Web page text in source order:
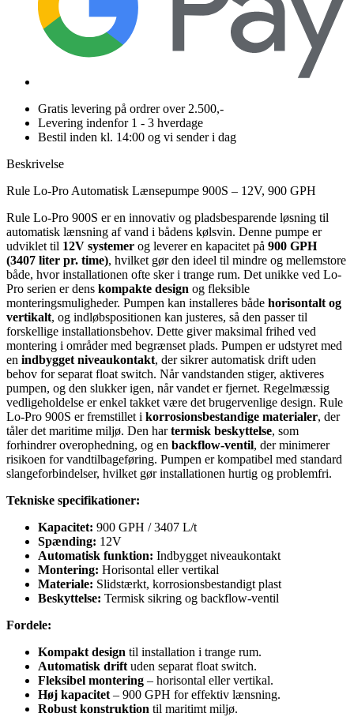
Gratis levering på ordrer over 2.500,-
Levering indenfor 1 - 3 hverdage
Bestil inden kl. 14:00 og vi sender i dag
Beskrivelse
Rule Lo-Pro Automatisk Lænsepumpe 900S – 12V, 900 GPH
Rule Lo-Pro 900S er en innovativ og pladsbesparende løsning til
automatisk lænsning af vand i bådens kølsvin. Denne pumpe er
udviklet til 12V systemer og leverer en kapacitet på 900 GPH
(3407 liter pr. time), hvilket gør den ideel til mindre og mellemstore
både, hvor installationen ofte sker i trange rum. Det unikke ved Lo-
Pro serien er dens kompakte design og fleksible
monteringsmuligheder. Pumpen kan installeres både horisontalt og
vertikalt, og indløbspositionen kan justeres, så den passer til
forskellige installationsbehov. Dette giver maksimal frihed ved
montering i områder med begrænset plads. Pumpen er udstyret med
en indbygget niveaukontakt, der sikrer automatisk drift uden
behov for separat float switch. Når vandstanden stiger, aktiveres
pumpen, og den slukker igen, når vandet er fjernet. Regelmæssig
vedligeholdelse er enkel takket være det brugervenlige design. Rule
Lo-Pro 900S er fremstillet i korrosionsbestandige materialer, der
tåler det maritime miljø. Den hartermisk beskyttelse, som
forhindrer overophedning, og en backflow-ventil, der minimerer
risikoen for vandtilbageføring. Pumpen er kompatibel med standard
slangeforbindelser, hvilket gør installationen hurtig og problemfri.
Tekniske specifikationer:
Kapacitet: 900 GPH / 3407 L/t
Spænding: 12V
Automatisk funktion: Indbygget niveaukontakt
Montering: Horisontal eller vertikal
Materiale: Slidstærkt, korrosionsbestandigt plast
Beskyttelse: Termisk sikring og backflow-ventil
Fordele:
Kompakt design til installation i trange rum.
Automatisk driftuden separat float switch.
Fleksibel montering – horisontal eller vertikal.
Høj kapacitet– 900 GPH for effektiv lænsning.
Robust konstruktion til maritimt miljø.